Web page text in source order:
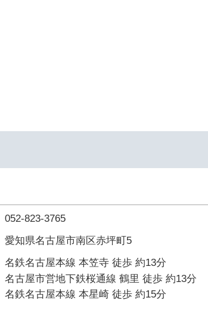
052-823-3765
愛知県名古屋市南区赤坪町5
名鉄名古屋本線 本笠寺 徒歩 約13分
名古屋市営地下鉄桜通線 鶴里 徒歩 約13分
名鉄名古屋本線 本星崎 徒歩 約15分